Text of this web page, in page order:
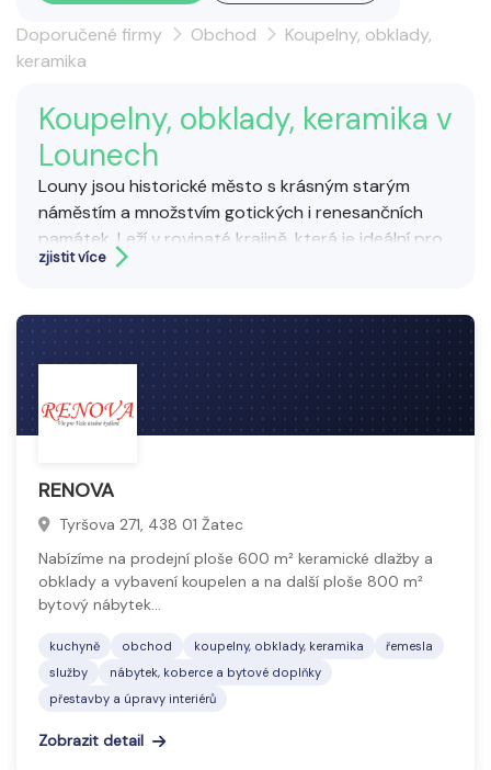
Doporučené firmy Obchod
Koupelny, obklady,
keramika
Koupelny, obklady, keramika v
Lounech
Louny jsou historické město s krásným starým
náměstím a množstvím gotických i renesančních
památek. Leží v rovinaté krajině, která je ideální pro
cykloturistiku a poznávání české přírody.
služby pro vybavení a design koupelen. Patří sem
keramické obklady, dlažby, sanitární keramika, vany,
umyvadla a další doplňky či příslušenství.
Sortiment umožňuje vytvořit funkční, estetické a
odolné prostory s důrazem na kvalitu materiálů a
komfort a hygienu.
zjistit více
RENOVA
Tyršova 271, 438 01 Žatec
Nabízíme na prodejní ploše 600 m² keramické dlažby a
obklady a vybavení koupelen a na další ploše 800 m²
bytový nábytek…
kuchyně obchod koupelny, obklady, keramika
řemesla
služby
nábytek, koberce a bytové doplňky
přestavby a úpravy interiérů
Zobrazit detail